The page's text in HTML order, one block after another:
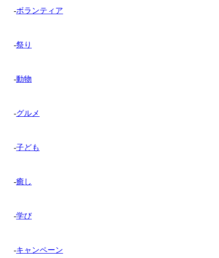
-ボランティア
-祭り
-動物
-グルメ
-子ども
-癒し
-学び
-キャンペーン